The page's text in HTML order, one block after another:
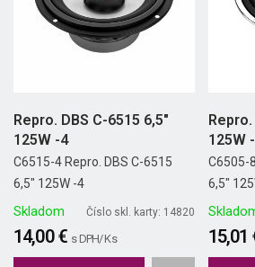
Repro. DBS C-6515 6,5"
125W -4
C6515-4 Repro. DBS C-6515
6,5" 125W -4
Skladom Číslo skl. karty: 14820
14,00 € s DPH/ Ks
Repro.
125W
C6505-
6,5"
15,01